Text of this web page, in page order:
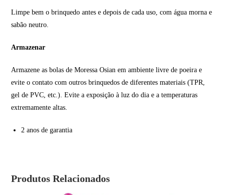
Limpe bem o brinquedo antes e depois de cada uso, com água morna e
sabão neutro.
Armazenar
Armazene as bolas de Moressa Osian em ambiente livre de poeira e
evite o contato com outros brinquedos de diferentes materiais (TPR,
gel de PVC, etc.). Evite a exposição à luz do dia e a temperaturas
extremamente altas.
2 anos de garantia
Produtos Relacionados